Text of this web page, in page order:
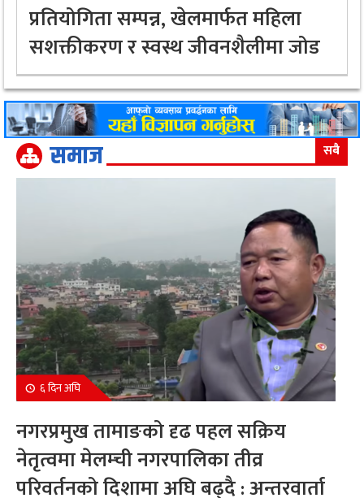
प्रतियोगिता सम्पन्न, खेलमार्फत महिला
सशक्तीकरण र स्वस्थ जीवनशैलीमा जोड
समाज सबै
६ दिन अघि
नगरप्रमुख तामाङको दृढ पहल सक्रिय
नेतृत्वमा मेलम्ची नगरपालिका तीव्र
परिवर्तनको दिशामा अघि बढ्दै : अन्तरवार्ता